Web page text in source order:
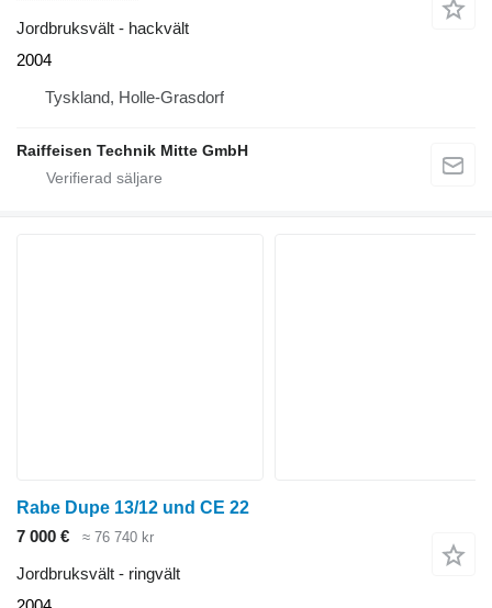
Jordbruksvält - hackvält
2004
Tyskland, Holle-Grasdorf
Raiffeisen Technik Mitte GmbH
Rabe Dupe 13/12 und CE 22
7 000 €
≈ 76 740 kr
Jordbruksvält - ringvält